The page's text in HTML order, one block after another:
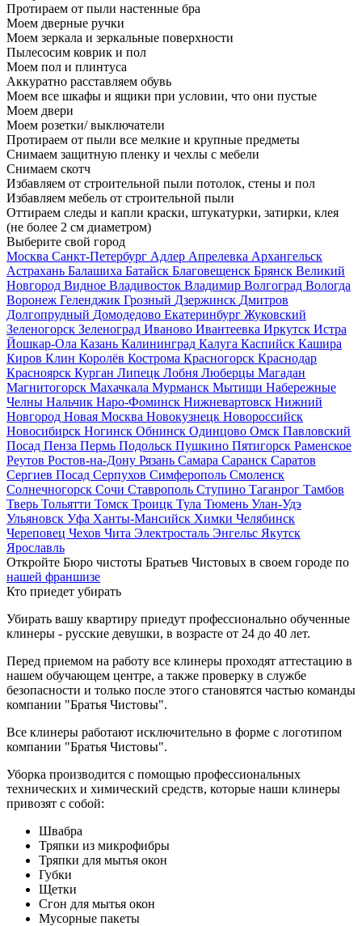
Протираем от пыли настенные бра
Моем дверные ручки
Моем зеркала и зеркальные поверхности
Пылесосим коврик и пол
Моем пол и плинтуса
Аккуратно расставляем обувь
Моем все шкафы и ящики при условии, что они пустые
Моем двери
Моем розетки/ выключатели
Протираем от пыли все мелкие и крупные предметы
Снимаем защитную пленку и чехлы с мебели
Снимаем скотч
Избавляем от строительной пыли потолок, стены и пол
Избавляем мебель от строительной пыли
Оттираем следы и капли краски, штукатурки, затирки, клея
(не более 2 см диаметром)
Выберите свой город
Москва Санкт-Петербург Адлер Апрелевка Архангельск
Астрахань Балашиха Батайск Благовещенск Брянск Великий
Новгород Видное Владивосток Владимир Волгоград Вологда
Воронеж Геленджик Грозный Дзержинск Дмитров
Долгопрудный Домодедово Екатеринбург Жуковский
Зеленогорск Зеленоград Иваново Ивантеевка Иркутск Истра
Йошкар-Ола Казань Калининград Калуга Каспийск Кашира
Киров Клин Королёв Кострома Красногорск Краснодар
Красноярск Курган Липецк Лобня Люберцы Магадан
Магнитогорск Махачкала Мурманск Мытищи Набережные
Челны Нальчик Наро-Фоминск Нижневартовск Нижний
Новгород Новая Москва Новокузнецк Новороссийск
Новосибирск Ногинск Обнинск Одинцово Омск Павловский
Посад Пенза Пермь Подольск Пушкино Пятигорск Раменское
Реутов Ростов-на-Дону Рязань Самара Саранск Саратов
Сергиев Посад Серпухов Симферополь Смоленск
Солнечногорск Сочи Ставрополь Ступино Таганрог Тамбов
Тверь Тольятти Томск Троицк Тула Тюмень Улан-Удэ
Ульяновск Уфа Ханты-Мансийск Химки Челябинск
Череповец Чехов Чита Электросталь Энгельс Якутск
Ярославль
Откройте Бюро чистоты Братьев Чистовых в своем городе по
нашей франшизе
Кто приедет убирать
Убирать вашу квартиру приедут профессионально обученные
клинеры - русские девушки, в возрасте от 24 до 40 лет.
Перед приемом на работу все клинеры проходят аттестацию в
нашем обучающем центре, а также проверку в службе
безопасности и только после этого становятся частью команды
компании "Братья Чистовы".
Все клинеры работают исключительно в форме с логотипом
компании "Братья Чистовы".
Уборка производится с помощью профессиональных
технических и химический средств, которые наши клинеры
привозят с собой:
Швабра
Тряпки из микрофибры
Тряпки для мытья окон
Губки
Щетки
Сгон для мытья окон
Мусорные пакеты